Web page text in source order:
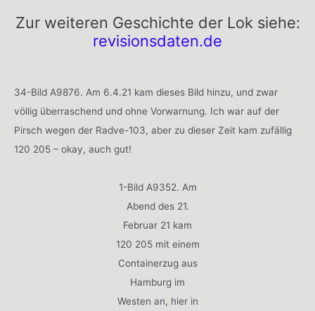
Zur weiteren Geschichte der Lok siehe:
revisionsdaten.de
34-Bild A9876. Am 6.4.21 kam dieses Bild hinzu, und zwar
völlig überraschend und ohne Vorwarnung. Ich war auf der
Pirsch wegen der Radve-103, aber zu dieser Zeit kam zufällig
120 205 – okay, auch gut!
1-Bild A9352. Am
Abend des 21.
Februar 21 kam
120 205 mit einem
Containerzug aus
Hamburg im
Westen an, hier in